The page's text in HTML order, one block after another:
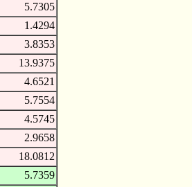
5.7305
1.4294
3.8353
13.9375
4.6521
5.7554
4.5745
2.9658
18.0812
5.7359